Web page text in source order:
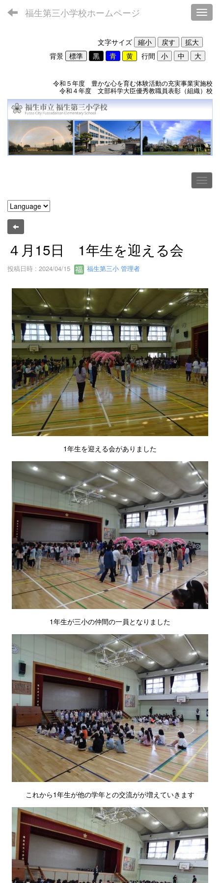
福生第三小学校ホームページ
文字サイズ
背景
行間
令和５年度 豊かな心を育む体験活動の充実事業実施校
令和４年度 文部科学大臣優秀教職員表彰（組織）校
４月15日 1年生を迎える会
投稿日時 : 2024/04/15 福生第三小 管理者
1年生を迎える会がありました
1年生が三小の仲間の一員となりました
これから1年生が他の学年との交流がが増えていきます